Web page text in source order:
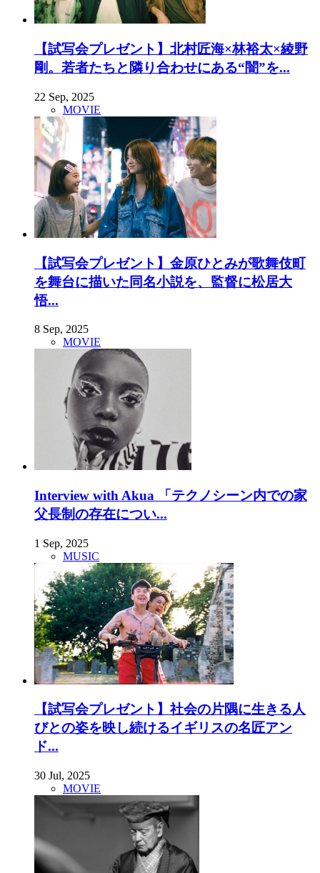
【試写会プレゼント】北村匠海×林裕太×綾野
剛。若者たちと隣り合わせにある“闇”を...
22 Sep, 2025
MOVIE
【試写会プレゼント】金原ひとみが歌舞伎町
を舞台に描いた同名小説を、監督に松居大
悟...
8 Sep, 2025
MOVIE
Interview with Akua 「テクノシーン内での家
父長制の存在につい...
1 Sep, 2025
MUSIC
【試写会プレゼント】社会の片隅に生きる人
びとの姿を映し続けるイギリスの名匠アン
ド...
30 Jul, 2025
MOVIE